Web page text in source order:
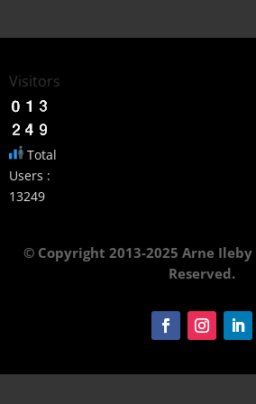
Visitors
Total
Users :
13249
© Copyright 2013-2025 Arne
Reserved.